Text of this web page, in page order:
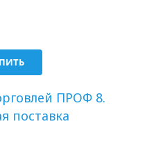
ПРОФ 8.
поставка